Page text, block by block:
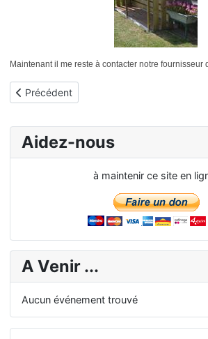
Maintenant il me reste à contacter notre fournisseur
Article précédent : Livraison de bois 2014
Précédent
Aidez-nous
à maintenir ce site en
A Venir ...
Aucun événement trouvé